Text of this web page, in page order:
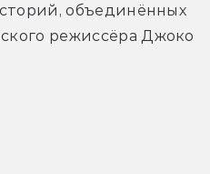
объединённых
режиссёра Джоко